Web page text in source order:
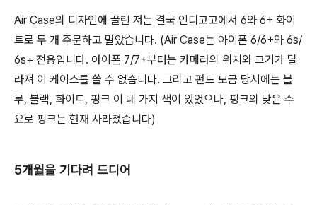
Air Case의 디자인에 끌린 저는 결국 인디고고에서 6와 6+ 화이
트로 두 개 주문하고 말았습니다. (Air Case는 아이폰 6/6+와 6s/
6s+ 전용입니다. 아이폰 7/7+부터는 카메라의 위치와 크기가 달
라져 이 케이스를 쓸 수 없습니다. 그리고 펀드 모금 당시에는 블
루, 블랙, 화이트, 핑크 이 네 가지 색이 있었으나, 핑크의 낮은 수
요로 핑크는 현재 사라졌습니다)
5개월을 기다려 드디어